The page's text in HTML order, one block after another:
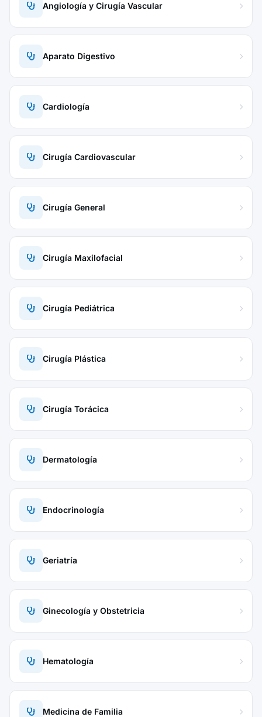
Angiología y Cirugía Vascular
Aparato Digestivo
Cardiología
Cirugía Cardiovascular
Cirugía General
Cirugía Maxilofacial
Cirugía Pediátrica
Cirugía Plástica
Cirugía Torácica
Dermatología
Endocrinología
Geriatría
Ginecología y Obstetricia
Hematología
Medicina de Familia